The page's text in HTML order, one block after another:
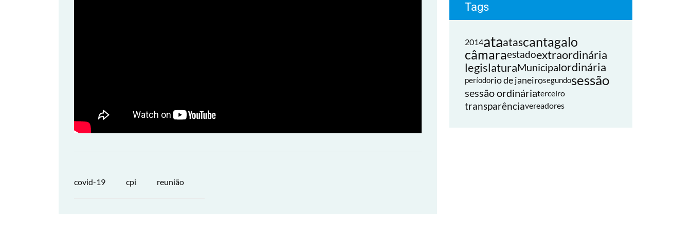
covid-19 cpi reunião
Tags
2014ataatascantagalo
câmaraestadoextraordinária
legislaturaMunicipalordinária
períodorio de janeirosegundosessão
sessão ordináriaterceiro
transparênciavereadores